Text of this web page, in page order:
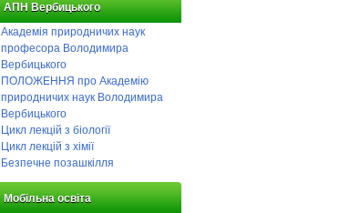
АПН Вербицького
Академія природничих наук
професора Володимира
Вербицького
ПОЛОЖЕННЯ про Академію
природничих наук Володимира
Вербицького
Цикл лекцій з біології
Цикл лекцій з хімії
Безпечне позашкілля
Мобільна освіта